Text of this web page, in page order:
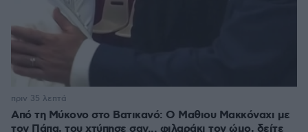
Από τη Μύκονο στο Βατικανό: Ο Μαθιου Μακκόναχι με
πριν 35 λεπτά